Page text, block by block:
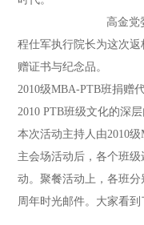
高金党
程仕军执行院长为这次
赠证书与纪念品。
2010级MBA-PTB班捐赠
2010 PTB班级文化的深层
本次活动主持人由2010级
主会场活动后，各个班
动。聚餐活动上，各班
周年时光邮件。大家看到